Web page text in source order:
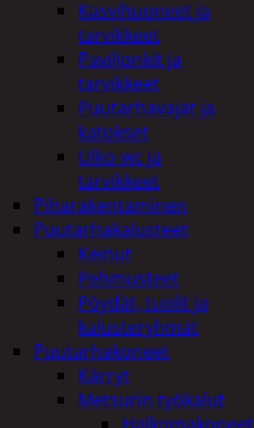
Kasvihuoneet ja
tarvikkeet
Paviljonkit ja
tarvikkeet
Puutarhavajat ja
katokset
Ulko-wc ja
tarvikkeet
Piharakentaminen
Puutarhakalusteet
Keinut
Pehmusteet
Pöydät, tuolit ja
kalusteryhmät
Puutarhakoneet
Kärryt
Metsurin työkalut